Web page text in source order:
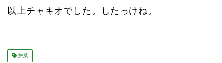
以上チャキオでした。したっけね。
惣菜